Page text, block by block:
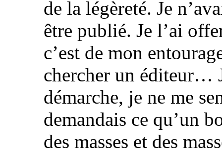
de la légèreté. Je
être publié. Je l’ai
c’est de mon
chercher un éditeur…
démarche, je ne me
demandais ce qu’un
des masses et des